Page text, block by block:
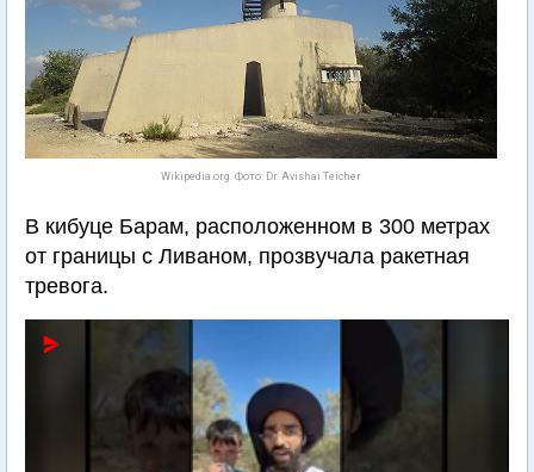
Wikipedia.org. Фото: Dr. Avishai Teicher
В кибуце Барам, расположенном в 300 метрах
от границы с Ливаном, прозвучала ракетная
тревога.